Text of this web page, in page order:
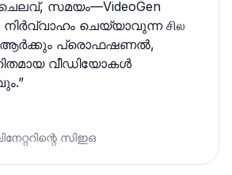
സമയം—VideoGen
നിർവ്വാഹം ചെയ്യാവുന്ന சில
ആര്‍ക്കും പ്രൊഫഷണൽ,
വീഡിയോകൾ
”
സിഇഒ